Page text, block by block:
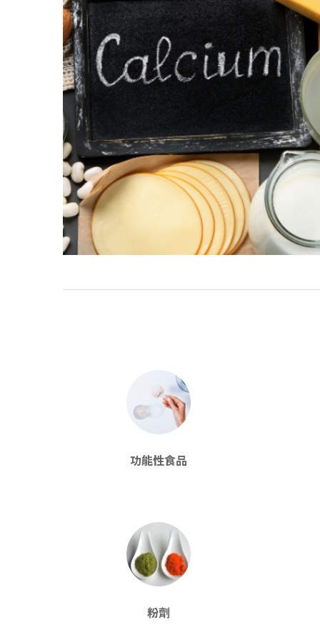
功能性食品
粉劑